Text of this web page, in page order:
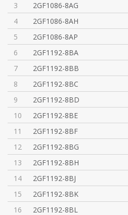
3
2GF1086-8AG
4
2GF1086-8AH
5
2GF1086-8AP
6
2GF1192-8BA
7
2GF1192-8BB
8
2GF1192-8BC
9
2GF1192-8BD
10
2GF1192-8BE
11
2GF1192-8BF
12
2GF1192-8BG
13
2GF1192-8BH
14
2GF1192-8BJ
15
2GF1192-8BK
16
2GF1192-8BL